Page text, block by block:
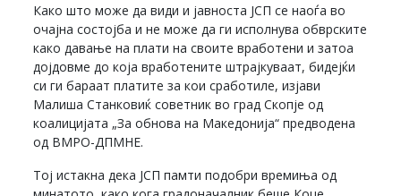
Како што може да види и јавноста ЈСП се наоѓа во
очајна состојба и не може да ги исполнува обврските
како давање на плати на своите вработени и затоа
дојдовме до која вработените штрајкуваат, бидејќи
си ги бараат платите за кои сработиле, изјави
Малиша Станковиќ советник во град Скопје од
коалицијата „За обнова на Македонија“ предводена
од ВМРО-ДПМНЕ.
Тој истакна дека ЈСП памти подобри времиња од